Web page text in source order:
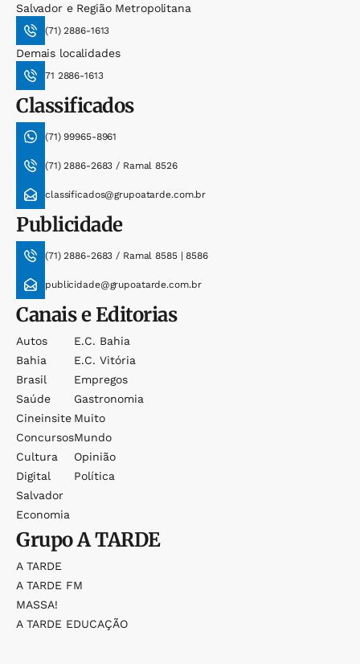
Salvador e Região Metropolitana
(71) 2886-1613
Demais localidades
71 2886-1613
Classificados
(71) 99965-8961
(71) 2886-2683 / Ramal 8526
classificados@grupoatarde.com.br
Publicidade
(71) 2886-2683 / Ramal 8585 | 8586
publicidade@grupoatarde.com.br
Canais e Editorias
Autos
Bahia
Brasil
Saúde
Cineinsite
Concursos
Cultura
Digital
Salvador
Economia
E.c. Bahia
E.c. Vitória
Empregos
Gastronomia
Muito
Mundo
Opinião
Política
GrupoA TARDE
A TARDE
A TARDE FM
MASSA!
A TARDE EDUCAÇÃO